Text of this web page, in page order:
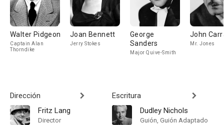
Walter Pidgeon
Captain Alan
Thorndike
Joan Bennett
Jerry Stokes
George
Sanders
Major Quive-Smith
John
Mr. Jones
Dirección
Fritz Lang
Director
Escritura
Dudley Nichols
Guión, Guión Adaptado